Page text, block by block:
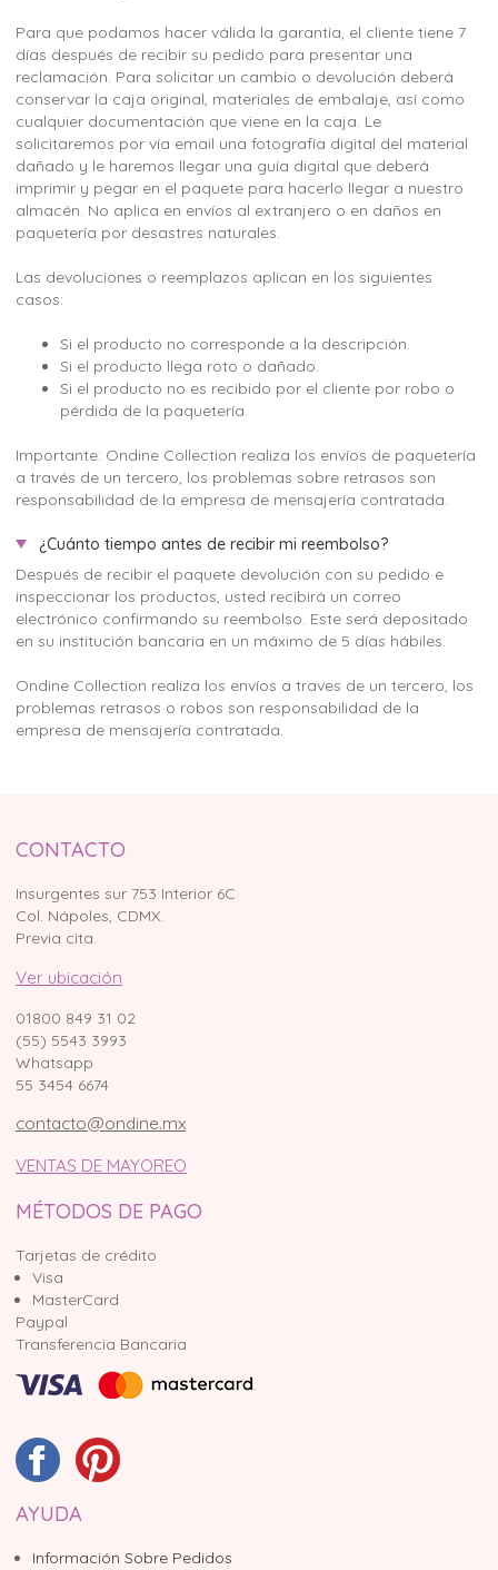
Para que podamos hacer válida la garantía, el cliente tiene 7
días después de recibir su pedido para presentar una
reclamación. Para solicitar un cambio o devolución deberá
conservar la caja original, materiales de embalaje, así como
cualquier documentación que viene en la caja. Le
solicitaremos por vía email una fotografía digital del material
dañado y le haremos llegar una guía digital que deberá
imprimir y pegar en el paquete para hacerlo llegar a nuestro
almacén. No aplica en envíos al extranjero o en daños en
paquetería por desastres naturales.
Las devoluciones o reemplazos aplican en los siguientes
casos:
Si el producto no corresponde a la descripción.
Si el producto llega roto o dañado.
Si el producto no es recibido por el cliente por robo o
pérdida de la paquetería.
Importante: Ondine Collection realiza los envíos de paquetería
a través de un tercero, los problemas sobre retrasos son
responsabilidad de la empresa de mensajería contratada.
¿Cuánto tiempo antes de recibir mi reembolso?
Después de recibir el paquete devolución con su pedido e
inspeccionar los productos, usted recibirá un correo
electrónico confirmando su reembolso. Este será depositado
en su institución bancaria en un máximo de 5 días hábiles.
Ondine Collection realiza los envíos a traves de un tercero, los
problemas retrasos o robos son responsabilidad de la
empresa de mensajería contratada.
CONTACTO
Insurgentes sur 753 Interior 6C
Col. Nápoles, CDMX.
Previa cita.
Ver ubicación
01800 849 31 02
(55) 5543 3993
Whatsapp
55 3454 6674
contacto@ondine.mx
VENTAS DE MAYOREO
MÉTODOS DE PAGO
Tarjetas de crédito
Visa
MasterCard
Paypal
Transferencia Bancaria
AYUDA
Información Sobre Pedidos